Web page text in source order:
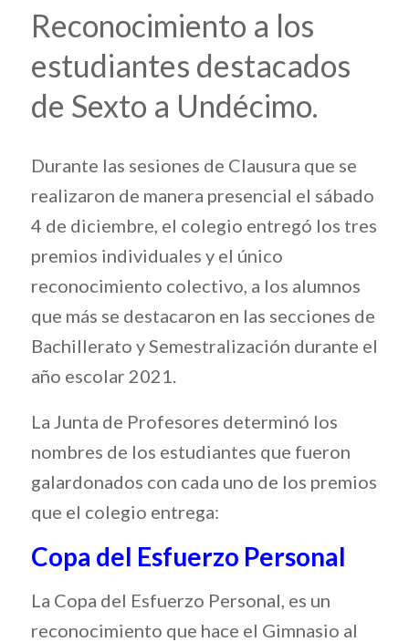
Reconocimiento a los
estudiantes destacados
de Sexto a Undécimo.
Durante las sesiones de Clausura que se
realizaron de manera presencial el sábado
4 de diciembre, el colegio entregó los tres
premios individuales y el único
reconocimiento colectivo, a los alumnos
que más se destacaron en las secciones de
Bachillerato y Semestralización durante el
año escolar 2021.
La Junta de Profesores determinó los
nombres de los estudiantes que fueron
galardonados con cada uno de los premios
que el colegio entrega:
Copa del Esfuerzo Personal
La Copa del Esfuerzo Personal, es un
reconocimiento que hace el Gimnasio al